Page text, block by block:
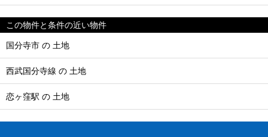
この物件と条件の近い物件
国分寺市 の 土地
西武国分寺線 の 土地
恋ヶ窪駅 の 土地